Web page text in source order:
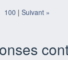
100 | Suivant »